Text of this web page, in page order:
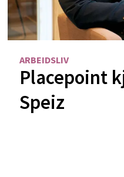
ARBEIDSLIV
Placepoint
Speiz